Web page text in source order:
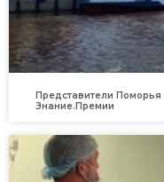
Представители Поморья
Знание.Премии